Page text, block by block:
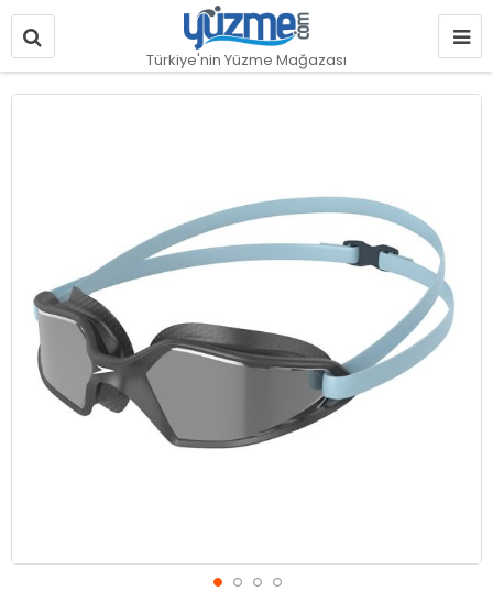
Türkiye'nin Yüzme Mağazası
Resim